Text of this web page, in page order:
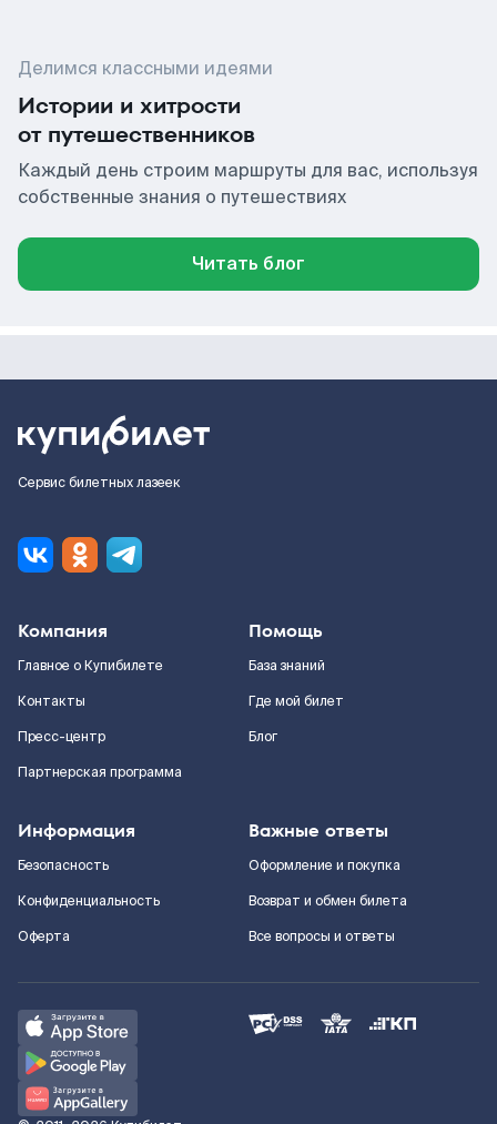
Делимся классными идеями
Истории и хитрости
от путешественников
Каждый день строим маршруты для вас, используя
собственные знания о путешествиях
Читать блог
Сервис билетных лазеек
Компания
Главное о Купибилете
Контакты
Пресс-центр
Партнерская программа
Помощь
База знаний
Где мой билет
Блог
Информация
Безопасность
Конфиденциальность
Оферта
Важные ответы
Оформление и покупка
Возврат и обмен билета
Все вопросы и ответы